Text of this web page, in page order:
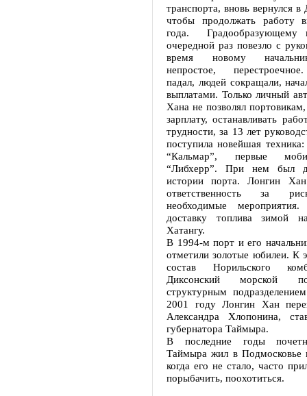
транспорта, вновь вернулся в
чтобы продолжать работу
года. Градообразующему
очередной раз повезло с
время новому
непростое,
падал, людей сокращали,
выплатами. Только личный
Хана не позволял
зарплату, останавливать
трудности, за 13 лет
поступила новейшая техника:
“Кальмар”, первые
“Либхерр”. При нем был
истории порта. Лонгин
ответственность за
необходимые
доставку топлива зимой
Хатангу.
В 1994-м порт и его
отметили золотые юбилеи. К
состав Норильского
Диксонский морской
структурным
2001 году Лонгин Хан
Александра Хлопонина,
губернатора Таймыра.
В последние годы
Таймыра жил в Подмосковье
когда его не стало, часто
порыбачить, поохотиться.